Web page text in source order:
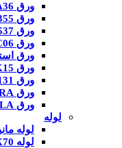
ورق A36
ورق P265-P295-P355
ورق A537
ورق DC04-DC06
ورق
ورق CK22-CK15
ورق A131
ورق LRA
ورق GLA
لوله
لوله
لوله X52-X60-X70